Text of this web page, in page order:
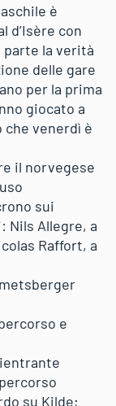
è
d’Isère con
parte la verità
delle gare
per la prima
giocato a
che venerdì è
il norvegese
sui
Nils Allegre, a
Raffort, a
e
su Kilde;